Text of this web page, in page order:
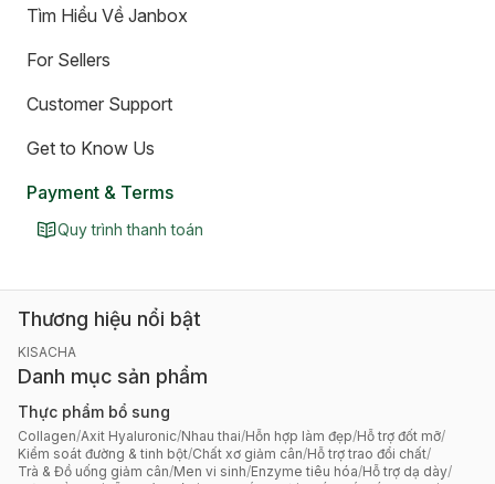
Tìm Hiểu Về Janbox
For Sellers
Customer Support
Get to Know Us
Payment & Terms
Quy trình thanh toán
Thương hiệu nổi bật
KISACHA
Danh mục sản phẩm
Thực phẩm bổ sung
Collagen/Axit Hyaluronic/Nhau thai/Hỗn hợp làm đẹp/Hỗ trợ đốt mỡ/
Kiểm soát đường & tinh bột/Chất xơ giảm cân/Hỗ trợ trao đổi chất/
Trà & Đồ uống giảm cân/Men vi sinh/Enzyme tiêu hóa/Hỗ trợ dạ dày/